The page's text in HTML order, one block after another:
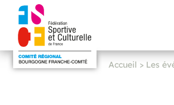
Accueil > Les